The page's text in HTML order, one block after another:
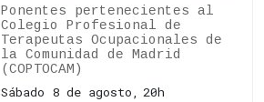
Ponentes pertenecientes al
Colegio Profesional de
Terapeutas Ocupacionales de
la Comunidad de Madrid
(COPTOCAM)
Sábado 8 de agosto, 20h